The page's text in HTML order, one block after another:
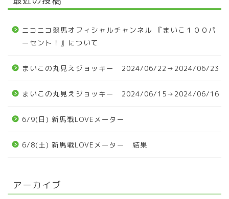
ニコニコ競馬オフィシャルチャンネル 『まいこ１００パ
ーセント！』について
まいこの丸見えジョッキー 2024/06/22→2024/06/23
まいこの丸見えジョッキー 2024/06/15→2024/06/16
6/9(日) 新馬戦LOVEメーター
6/8(土) 新馬戦LOVEメーター 結果
アーカイブ